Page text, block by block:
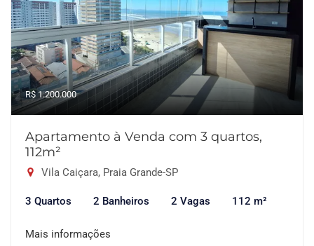
R$ 1.200.000
Apartamento à Venda com 3 quartos,
112m²
Vila Caiçara, Praia Grande-SP
3 Quartos 2 Banheiros 2 Vagas 112 m²
Mais informações